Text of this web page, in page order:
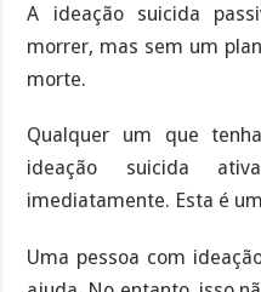
A ideação suicida
morrer, mas sem um
morte.
Qualquer um que
ideação suicida
imediatamente. Esta é
Uma pessoa com